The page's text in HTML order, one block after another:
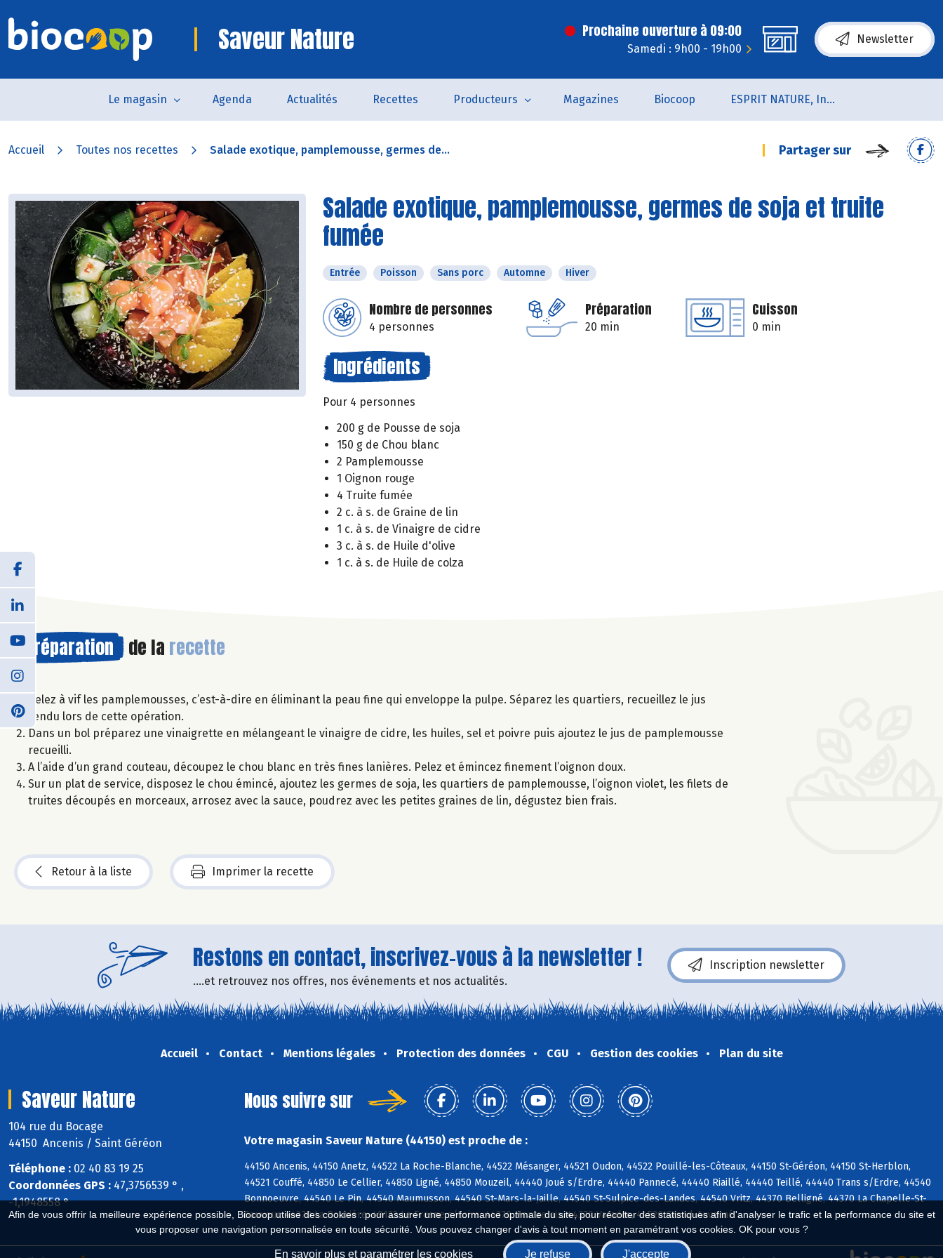
Afin de vous offrir la meilleure expérience possible, Biocoop utilise des cookies : pour assurer une performance optimale du site, pour récolter des statistiques afin d'analyser le trafic et la performance du site et
vous proposer une navigation personnalisée en toute sécurité. Vous pouvez changer d'avis à tout moment en paramétrant vos cookies. OK pour vous ?
En savoir plus et paramétrer les cookies Je refuse J'accepte
Saveur Nature Prochaine ouverture à 09:00
Samedi : 9h00 - 19h00
Newsletter
Le magasin Agenda Actualités Recettes Producteurs Magazines Biocoop ESPRIT NATURE, Institut de Beauté et de Bien-être
Accueil Toutes nos recettes Salade exotique, pamplemousse, germes de... Partager sur
Salade exotique, pamplemousse, germes de soja et truite
fumée
Entrée Poisson Sans porc Automne Hiver
Nombre de personnes
4 personnes
Préparation
20 min
Cuisson
0 min
Ingrédients
Pour 4 personnes
200 g de Pousse de soja
150 g de Chou blanc
2 Pamplemousse
1 Oignon rouge
4 Truite fumée
2 c. à s. de Graine de lin
1 c. à s. de Vinaigre de cidre
3 c. à s. de Huile d'olive
1 c. à s. de Huile de colza
Préparation de la recette
Pelez à vif les pamplemousses, c’est-à-dire en éliminant la peau fine qui enveloppe la pulpe. Séparez les quartiers, recueillez le jus
rendu lors de cette opération.
Dans un bol préparez une vinaigrette en mélangeant le vinaigre de cidre, les huiles, sel et poivre puis ajoutez le jus de pamplemousse
recueilli.
A l’aide d’un grand couteau, découpez le chou blanc en très fines lanières. Pelez et émincez finement l’oignon doux.
Sur un plat de service, disposez le chou émincé, ajoutez les germes de soja, les quartiers de pamplemousse, l’oignon violet, les filets de
truites découpés en morceaux, arrosez avec la sauce, poudrez avec les petites graines de lin, dégustez bien frais.
Retour à la liste Imprimer la recette
Restons en contact, inscrivez-vous à la newsletter !
....et retrouvez nos offres, nos événements et nos actualités.
Inscription newsletter
Accueil Contact Mentions légales Protection des données CGU Gestion des cookies Plan du site
Saveur Nature
104 rue du Bocage
44150 Ancenis / Saint Géréon
Téléphone : 02 40 83 19 25
Coordonnées GPS : 47,3756539 ° ,
-1,1948558 °
Nous suivre sur
Votre magasin Saveur Nature (44150) est proche de :
44150 Ancenis, 44150 Anetz, 44522 La Roche-Blanche, 44522 Mésanger, 44521 Oudon, 44522 Pouillé-les-Côteaux, 44150 St-Géréon, 44150 St-Herblon,
44521 Couffé, 44850 Le Cellier, 44850 Ligné, 44850 Mouzeil, 44440 Joué s/Erdre, 44440 Pannecé, 44440 Riaillé, 44440 Teillé, 44440 Trans s/Erdre, 44540
Bonnoeuvre, 44540 Le Pin, 44540 Maumusson, 44540 St-Mars-la-Jaille, 44540 St-Sulpice-des-Landes, 44540 Vritz, 44370 Belligné, 44370 La Chapelle-St-
Sauveur, 44370 La Rouxière, 49123 Le Fresne s/Loire, 44370 Montrelais, 44370 Varades, 44520 Grand-Auverné